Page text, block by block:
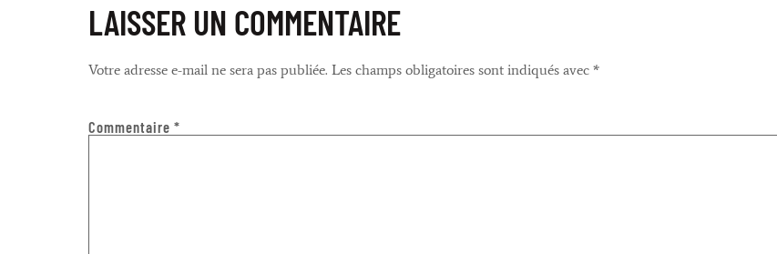
LAISSER UN COMMENTAIRE
Votre adresse e-mail ne sera pas publiée. Les champs obligatoires sont indiqués avec *
Commentaire *